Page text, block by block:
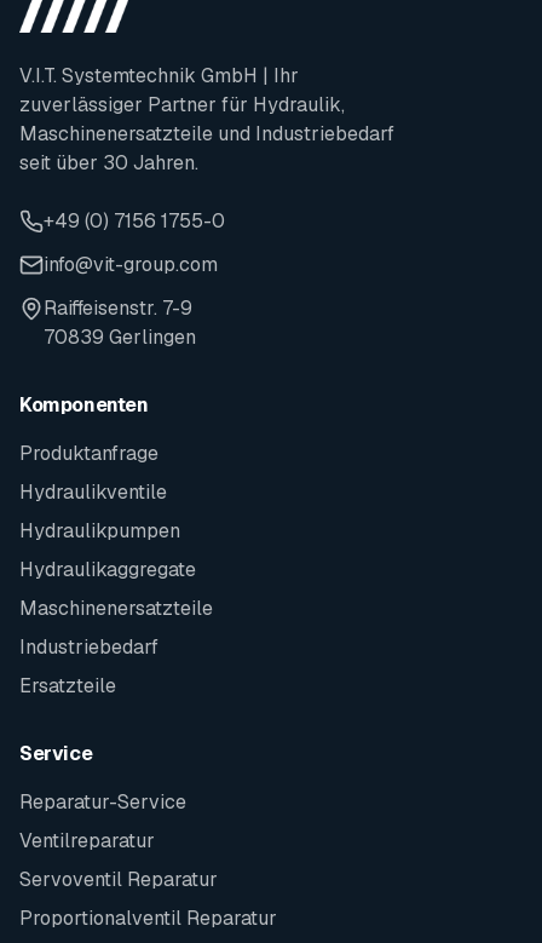
V.I.T. Systemtechnik GmbH | Ihr
zuverlässiger Partner für Hydraulik,
Maschinenersatzteile und Industriebedarf
seit über 30 Jahren.
+49 (0) 7156 1755-0
info@vit-group.com
Raiffeisenstr. 7-9
70839 Gerlingen
Komponenten
Produktanfrage
Hydraulikventile
Hydraulikpumpen
Hydraulikaggregate
Maschinenersatzteile
Industriebedarf
Ersatzteile
Service
Reparatur-Service
Ventilreparatur
Servoventil Reparatur
Proportionalventil Reparatur